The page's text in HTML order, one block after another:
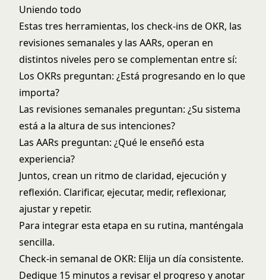
Uniendo todo
Estas tres herramientas, los check-ins de OKR, las
revisiones semanales y las AARs, operan en
distintos niveles pero se complementan entre sí:
Los OKRs preguntan: ¿Está progresando en lo que
importa?
Las revisiones semanales preguntan: ¿Su sistema
está a la altura de sus intenciones?
Las AARs preguntan: ¿Qué le enseñó esta
experiencia?
Juntos, crean un ritmo de claridad, ejecución y
reflexión. Clarificar, ejecutar, medir, reflexionar,
ajustar y repetir.
Para integrar esta etapa en su rutina, manténgala
sencilla.
Check-in semanal de OKR: Elija un día consistente.
Dedique 15 minutos a revisar el progreso y anotar